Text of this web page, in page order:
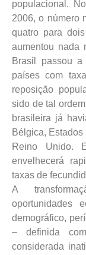
populacional.
2006, o número
quatro para
aumentou nada
Brasil passou
países com
reposição
sido de tal
brasileira já
Bélgica,
Reino Unido.
envelhecerá
taxas de
A
oportunidades
demográfico,
– definida
considerada